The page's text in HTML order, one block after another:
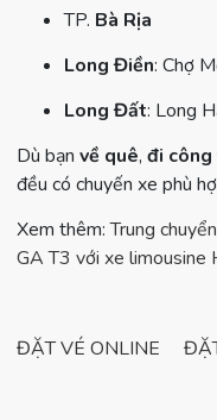
TP. Bà Rịa
Long Điền: Chợ
Long Đất: Long
Dù bạn về quê, đi
đều có chuyến xe phù
Xem thêm:Trung
GA T3 với xe limousine
ĐẶT VÉ ONLINE